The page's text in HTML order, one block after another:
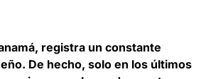
registra un constante
De hecho, solo en los últimos